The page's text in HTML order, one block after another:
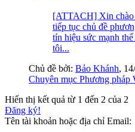
[ATTACH] Xin chào
tiếp tục chủ đề
tín hiệu sức mạnh
tôi...
Chủ đề bởi: Bảo Khánh,
Chuyên mục Phương
Hiển thị kết quả từ 1 đến 2 của 2
Đăng ký!
Tên tài khoản hoặc địa chỉ Email: